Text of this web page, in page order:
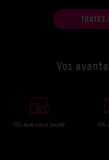
TOUTES
Vos
Où que vous soyez 4K